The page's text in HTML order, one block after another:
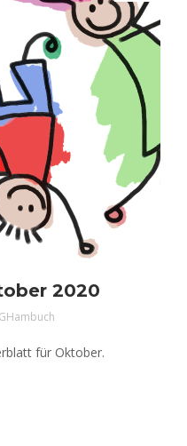
2020
für Oktober.